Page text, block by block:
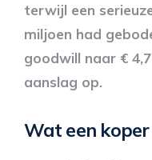
terwijl een
miljoen had
goodwill naar €
aanslag op.
Wat een